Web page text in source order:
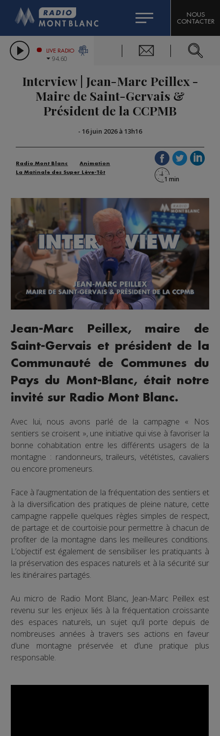
LES CHRONIQUES DE L'EXPERT
CITIZEN MACHINERY
GRAND MASSIF DOMAINES SKIABLES
BIGARD
COMPAGNIE DU MONT-BLANC
NOUS
CONTACTER
LIVE RADIO
94.60
Interview | Jean-Marc Peillex -
Maire de Saint-Gervais &
Président de la CCPMB
- 16 juin 2026 à 13h16
Radio Mont Blanc
Animation
La Matinale des Super Lève-Tôt
Jean-Marc Peillex, maire de
Saint-Gervais et président de la
Communauté de Communes du
Pays du Mont-Blanc, était notre
invité sur Radio Mont Blanc.
Avec lui, nous avons parlé de la campagne « Nos
sentiers se croisent », une initiative qui vise à favoriser la
bonne cohabitation entre les différents usagers de la
montagne : randonneurs, traileurs, vététistes, cavaliers
ou encore promeneurs.
Face à l’augmentation de la fréquentation des sentiers et
à la diversification des pratiques de pleine nature, cette
campagne rappelle quelques règles simples de respect,
de partage et de courtoisie pour permettre à chacun de
profiter de la montagne dans les meilleures conditions.
L’objectif est également de sensibiliser les pratiquants à
la préservation des espaces naturels et à la sécurité sur
les itinéraires partagés.
Au micro de Radio Mont Blanc, Jean-Marc Peillex est
revenu sur les enjeux liés à la fréquentation croissante
des espaces naturels, un sujet qu’il porte depuis de
nombreuses années à travers ses actions en faveur
d’une montagne préservée et d’une pratique plus
responsable.